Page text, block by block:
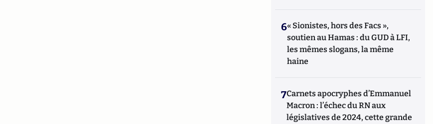
6« Sionistes, hors des Facs »,
soutien au Hamas : du GUD à LFI,
les mêmes slogans, la même
haine
7Carnets apocryphes d’Emmanuel
Macron : l’échec du RN aux
législatives de 2024, cette grande